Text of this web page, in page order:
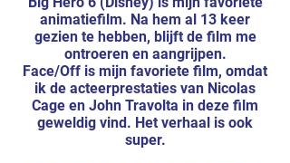
animatiefilm. Na hem al 13 keer
gezien te hebben, blijft de film me
ontroeren en aangrijpen.
Face/Off is mijn favoriete film, omdat
ik de acteerprestaties van Nicolas
Cage en John Travolta in deze film
geweldig vind. Het verhaal is ook
super.